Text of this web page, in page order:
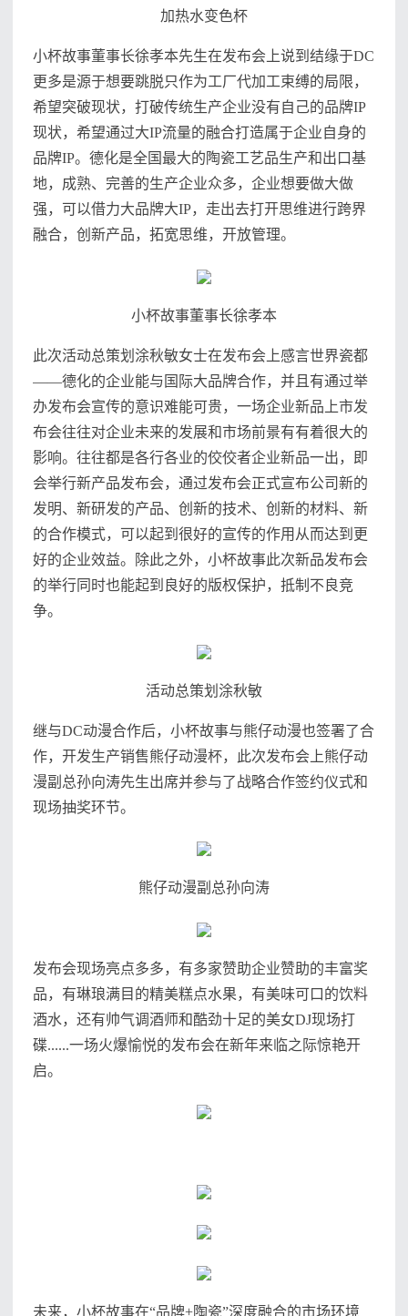
加热水变色杯
小杯故事董事长徐孝本先生在发布会上说到结缘于DC
更多是源于想要跳脱只作为工厂代加工束缚的局限，
希望突破现状，打破传统生产企业没有自己的品牌IP
现状，希望通过大IP流量的融合打造属于企业自身的
品牌IP。德化是全国最大的陶瓷工艺品生产和出口基
地，成熟、完善的生产企业众多，企业想要做大做
强，可以借力大品牌大IP，走出去打开思维进行跨界
融合，创新产品，拓宽思维，开放管理。
小杯故事董事长徐孝本
此次活动总策划涂秋敏女士在发布会上感言世界瓷都
——德化的企业能与国际大品牌合作，并且有通过举
办发布会宣传的意识难能可贵，一场企业新品上市发
布会往往对企业未来的发展和市场前景有有着很大的
影响。往往都是各行各业的佼佼者企业新品一出，即
会举行新产品发布会，通过发布会正式宣布公司新的
发明、新研发的产品、创新的技术、创新的材料、新
的合作模式，可以起到很好的宣传的作用从而达到更
好的企业效益。除此之外，小杯故事此次新品发布会
的举行同时也能起到良好的版权保护，抵制不良竞
争。
活动总策划涂秋敏
继与DC动漫合作后，小杯故事与熊仔动漫也签署了合
作，开发生产销售熊仔动漫杯，此次发布会上熊仔动
漫副总孙向涛先生出席并参与了战略合作签约仪式和
现场抽奖环节。
熊仔动漫副总孙向涛
发布会现场亮点多多，有多家赞助企业赞助的丰富奖
品，有琳琅满目的精美糕点水果，有美味可口的饮料
酒水，还有帅气调酒师和酷劲十足的美女DJ现场打
碟......一场火爆愉悦的发布会在新年来临之际惊艳开
启。
未来，小杯故事在“品牌+陶瓷”深度融合的市场环境